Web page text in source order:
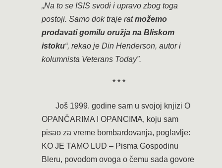
„Na to se ISIS svodi i upravo zbog toga
postoji. Samo dok traje ratmožemo
prodavati gomilu oružja na Bliskom
istoku“, rekao je Din Henderson, autor i
kolumnista Veterans Today”.
* * *
Još 1999. godine sam u svojoj knjizi O
OPANČARIMA I OPANCIMA, koju sam
pisao za vreme bombardovanja, poglavlje:
KO JE TAMO LUD – Pisma Gospodinu
Bleru, povodom ovoga o čemu sada govore